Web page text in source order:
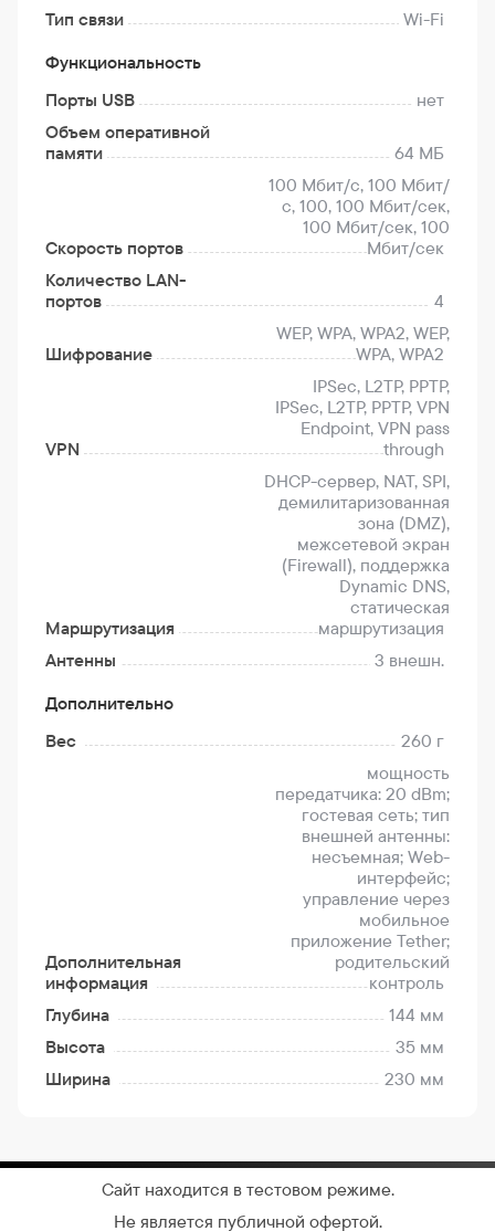
Тип связи
Wi-Fi
Функциональность
Порты USB
нет
Объем оперативной
памяти
64 МБ
Скорость портов
100 Мбит/с, 100 Мбит/
с, 100, 100 Мбит/сек,
100 Мбит/сек, 100
Мбит/сек
Количество LAN-
портов
4
Шифрование
WEP, WPA, WPA2, WEP,
WPA, WPA2
VPN
IPSec, L2TP, PPTP,
IPSec, L2TP, PPTP, VPN
Endpoint, VPN pass
through
Маршрутизация
DHCP-сервер, NAT, SPI,
демилитаризованная
зона (DMZ),
межсетевой экран
(Firewall), поддержка
Dynamic DNS,
статическая
маршрутизация
Антенны
3 внешн.
Дополнительно
Вес
260 г
Дополнительная
информация
мощность
передатчика: 20 dBm;
гостевая сеть; тип
внешней антенны:
несъемная; Web-
интерфейс;
управление через
мобильное
приложение Tether;
родительский
контроль
Глубина
144 мм
Высота
35 мм
Ширина
230 мм
Сайт находится в тестовом режиме.
Не является публичной офертой.